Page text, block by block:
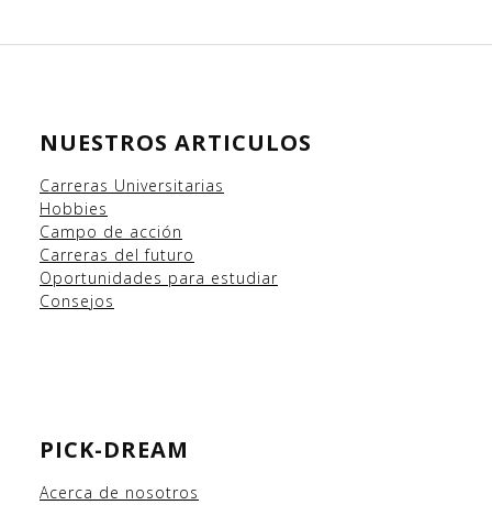
NUESTROS ARTICULOS
Carreras Universitarias
Hobbies
Campo de acción
Carreras del futuro
Oportunidades para estudiar
Consejos
PICK-DREAM
Acerca de nosotros